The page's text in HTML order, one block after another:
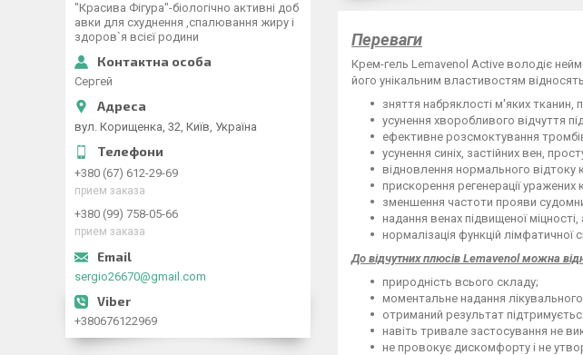
Переваги
Крем-гель Lemavenol Active володіє
його унікальним властивостям
зняття набряклості м'яких тканин,
усунення хворобливого відчуття
ефективне розсмоктування
усунення синіх, застійних вен,
відновлення нормального відтоку
прискорення регенерації уражених
зменшення частоти прояви
надання венах підвищеної
нормалізація функцій лімфатичної
До відчутних плюсів Lemavenol можна
природність всього складу;
моментальне надання
отриманий результат
навіть тривале застосування не
не провокує дискомфорту і не
"Красива Фігура"-біологічно активні доб
авки для схуднення ,спалювання жиру і
здоров`я всієї родини
Сергей
вул. Корищенка, 32, Київ, Україна
+380 (67) 612-29-69
прием заказа
+380 (99) 758-05-66
прием заказа
sergio26670@gmail.com
+380676122969